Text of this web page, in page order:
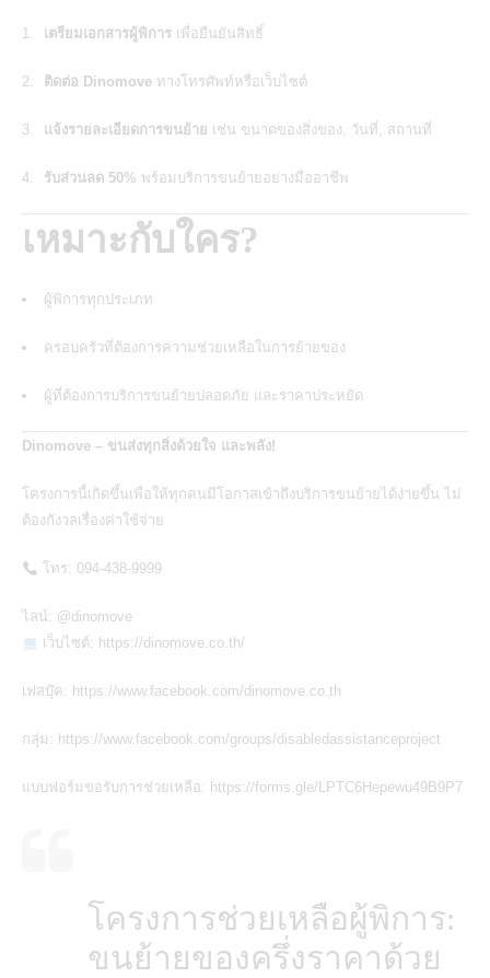
เตรียมเอกสารผู้พิการ เพื่อยืนยันสิทธิ์
ติดต่อ Dinomove ทางโทรศัพท์หรือเว็บไซต์
แจ้งรายละเอียดการขนย้าย เช่น ขนาดของสิ่งของ, วันที่, สถานที่
รับส่วนลด 50% พร้อมบริการขนย้ายอย่างมืออาชีพ
เหมาะกับใคร?
ผู้พิการทุกประเภท
ครอบครัวที่ต้องการความช่วยเหลือในการย้ายของ
ผู้ที่ต้องการบริการขนย้ายปลอดภัย และราคาประหยัด
Dinomove – ขนส่งทุกสิ่งด้วยใจ และพลัง!
โครงการนี้เกิดขึ้นเพื่อให้ทุกคนมีโอกาสเข้าถึงบริการขนย้ายได้ง่ายขึ้น ไม่
ต้องกังวลเรื่องค่าใช้จ่าย
โทร: 094-438-9999
ไลน์: @dinomove
เว็บไซต์: https://dinomove.co.th/
เฟสบุ๊ค: https://www.facebook.com/dinomove.co.th
กลุ่ม: https://www.facebook.com/groups/disabledassistanceproject
แบบฟอร์มขอรับการช่วยเหลือ: https://forms.gle/LPTC6Hepewu49B9P7
โครงการช่วยเหลือผู้พิการ:
ขนย้ายของครึ่งราคาด้วย